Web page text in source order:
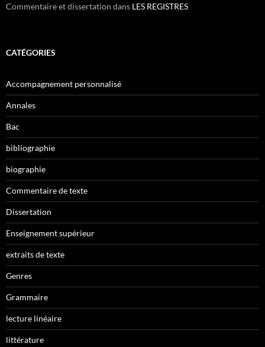
Commentaire et dissertation dans LES REGISTRES
CATÉGORIES
Accompagnement personnalisé
Annales
Bac
bibliographie
biographie
Commentaire de texte
Dissertation
Enseignement supérieur
extraits de texte
Genres
Grammaire
lecture linéaire
littérature